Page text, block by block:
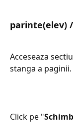
parinte(elev) /
Acceseaza
stanga a paginii.
Click pe "